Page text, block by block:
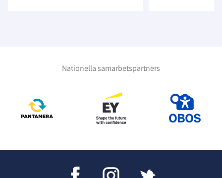
Nationella samarbetspartners